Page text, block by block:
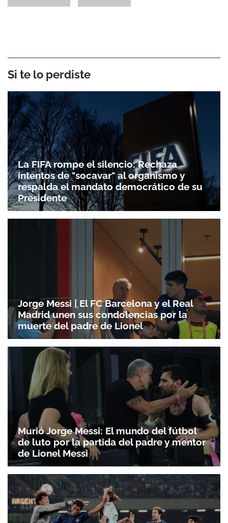
Si te lo perdiste
La FIFA rompe el silencio: Rechaza
intentos de "socavar" al organismo y
respalda el mandato democrático de su
Presidente
Jorge Messi | El FC Barcelona y el Real
Madrid unen sus condolencias por la
muerte del padre de Lionel
Murió Jorge Messi: El mundo del fútbol
de luto por la partida del padre y mentor
de Lionel Messi